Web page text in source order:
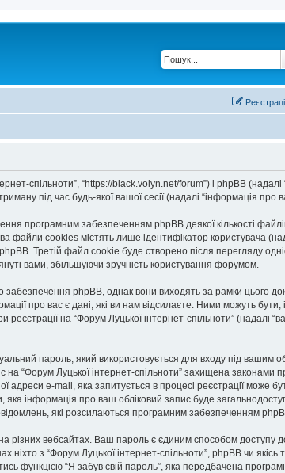
спільноти”, “https://black.volyn.net/forum”) і phpBB (надалі
під час будь-якої вашої сесії (надалі “інформація про
програмним забезпеченням phpBB деякої кількості
файли cookies містять лише ідентифікатор користувача
Третій файл cookie буде створено після перегляду
вами, збільшуючи зручність користування форумом.
забезпечення phpBB, однак вони виходять за рамки цього
про вас є дані, які ви нам відсилаєте. Ними можуть бути,
реєстрації на “Форум Луцької інтернет-спільноти” (надалі
пароль, який використовується для входу під вашим
“Форум Луцької інтернет-спільноти” захищена законами
адреси e-mail, яка запитується в процесі реєстрації може
інформація про ваш обліковий запис буде
які розсилаються програмним забезпеченням
вебсайтах. Ваш пароль є єдиним способом доступу
з “Форум Луцької інтернет-спільноти”, phpBB чи якісь
функцією “Я забув свій пароль”, яка передбачена